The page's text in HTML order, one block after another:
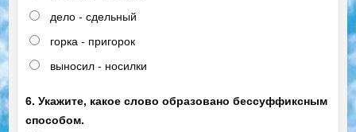
дело - сдельный
горка - пригорок
выносил - носилки
6. Укажите, какое слово образовано бессуффиксным
способом.